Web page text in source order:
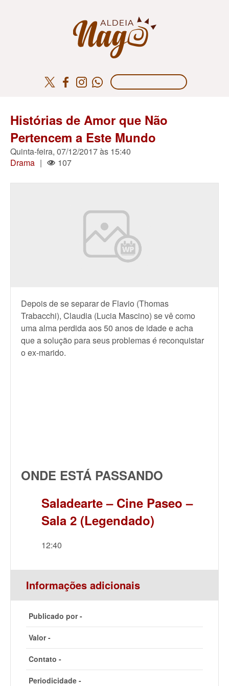
Histórias de Amor que Não
Pertencem a Este Mundo
Quinta-feira, 07/12/2017 às 15:40
Drama | 107
Depois de se separar de Flavio (Thomas
Trabacchi), Claudia (Lucia Mascino) se vê como
uma alma perdida aos 50 anos de idade e acha
que a solução para seus problemas é reconquistar
o ex-marido.
ONDE ESTÁ PASSANDO
Saladearte – Cine Paseo –
Sala 2 (Legendado)
12:40
Informações adicionais
Publicado por -
Valor -
Contato -
Periodicidade -